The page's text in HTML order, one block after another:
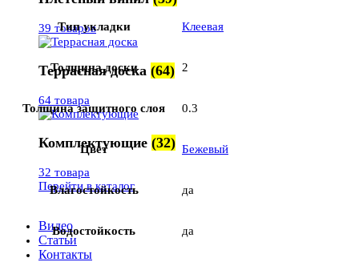
39 товаров
Террасная доска (64)
64 товара
Комплектующие (32)
32 товара
Перейти в каталог
Видео
Статьи
Контакты
Тип укладки Клеевая
Толщина доски 2
Толщина защитного слоя 0.3
Цвет Бежевый
Влагостойкость да
Водостойкость да